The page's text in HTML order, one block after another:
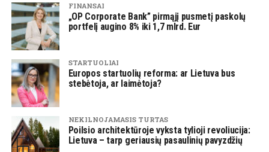
FINANSAI
„OP Corporate Bank” pirmąjį pusmetį paskolų
portfelį augino 8% iki 1,7 mlrd. Eur
STARTUOLIAI
Europos startuolių reforma: ar Lietuva bus
stebėtoja, ar laimėtoja?
NEKILNOJAMASIS TURTAS
Poilsio architektūroje vyksta tylioji revoliucija:
Lietuva – tarp geriausių pasaulinių pavyzdžių